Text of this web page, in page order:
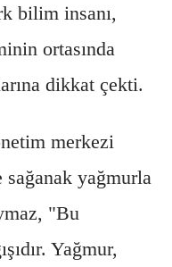
bilim insanı,
ortasında
dikkat çekti.
merkezi
sağanak yağmurla
"Bu
Yağmur,